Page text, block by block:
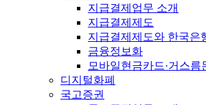
지급결제업무 소개
지급결제제도
지급결제제도와 한국은
금융정보화
모바일현금카드·거스름
디지털화폐
국고증권